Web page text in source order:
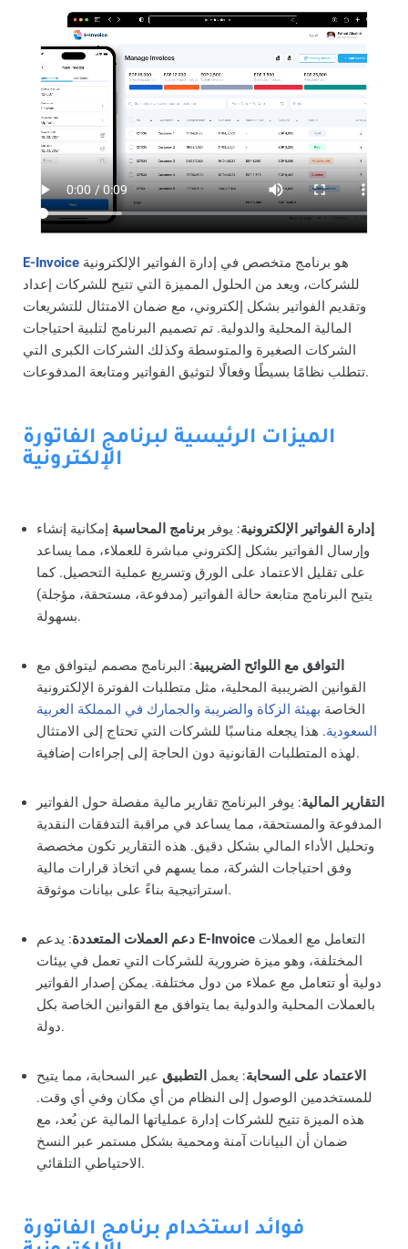
E-Invoice هو برنامج متخصص في إدارة الفواتير الإلكترونية
للشركات، ويعد من الحلول المميزة التي تتيح للشركات إعداد
وتقديم الفواتير بشكل إلكتروني، مع ضمان الامتثال للتشريعات
المالية المحلية والدولية. تم تصميم البرنامج لتلبية احتياجات
الشركات الصغيرة والمتوسطة وكذلك الشركات الكبرى التي
تتطلب نظامًا بسيطًا وفعالًا لتوثيق الفواتير ومتابعة المدفوعات.
الميزات الرئيسية لبرنامج الفاتورة
الإلكترونية
إدارة الفواتير الإلكترونية: يوفر برنامج المحاسبة إمكانية إنشاء
وإرسال الفواتير بشكل إلكتروني مباشرة للعملاء، مما يساعد
على تقليل الاعتماد على الورق وتسريع عملية التحصيل. كما
يتيح البرنامج متابعة حالة الفواتير (مدفوعة، مستحقة، مؤجلة)
بسهولة.
التوافق مع اللوائح الضريبية: البرنامج مصمم ليتوافق مع
القوانين الضريبية المحلية، مثل متطلبات الفوترة الإلكترونية
الخاصة بهيئة الزكاة والضريبة والجمارك في المملكة العربية
السعودية. هذا يجعله مناسبًا للشركات التي تحتاج إلى الامتثال
لهذه المتطلبات القانونية دون الحاجة إلى إجراءات إضافية.
التقارير المالية: يوفر البرنامج تقارير مالية مفصلة حول الفواتير
المدفوعة والمستحقة، مما يساعد في مراقبة التدفقات النقدية
وتحليل الأداء المالي بشكل دقيق. هذه التقارير تكون مخصصة
وفق احتياجات الشركة، مما يسهم في اتخاذ قرارات مالية
استراتيجية بناءً على بيانات موثوقة.
دعم العملات المتعددة E-Invoice
المختلفة، وهو ميزة ضرورية للشركات التي تعمل في بيئات
دولية أو تتعامل مع عملاء من دول مختلفة. يمكن إصدار الفواتير
بالعملات المحلية والدولية بما يتوافق مع القوانين الخاصة بكل
دولة.
الاعتماد على السحابة: يعمل التطبيق عبر السحابة، مما يتيح
للمستخدمين الوصول إلى النظام من أي مكان وفي أي وقت.
هذه الميزة تتيح للشركات إدارة عملياتها المالية عن بُعد، مع
ضمان أن البيانات آمنة ومحمية بشكل مستمر عبر النسخ
الاحتياطي التلقائي.
فوائد استخدام برنامج الفاتورة